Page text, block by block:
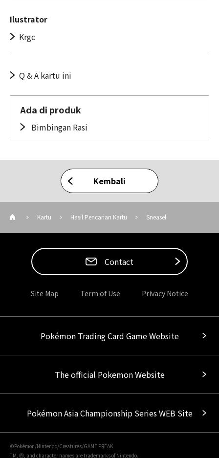
Ilustrator
Krgc
Q & A kartu ini
Ada di produk
Bimbingan Rasi
Kembali
Kartu Hasil Pencarian Kartu Sneasel
Contact
Site Map Term of Use Privacy Notice
Pokémon Trading Card Game Website
The official Pokemon Website
Pokémon Asia Championship Series WEB Site
©Pokémon/Nintendo/Creatures/GAME FREAK
TM, Ⓡ, and character names are trademarks of Nintendo.